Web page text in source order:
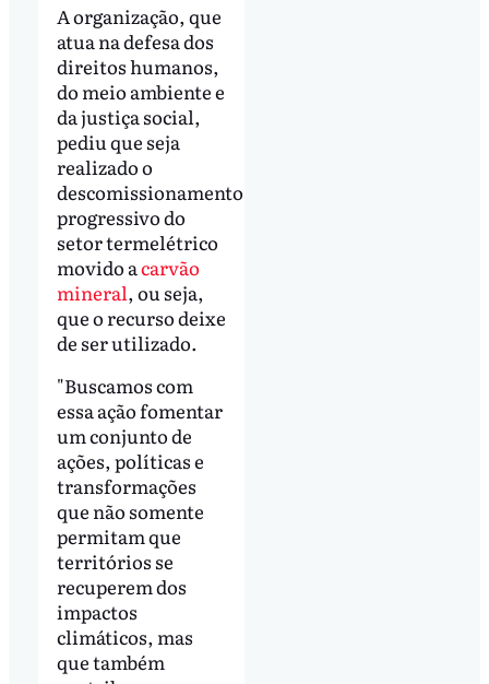
A organização, que
atua na defesa dos
direitos humanos,
do meio ambiente e
da justiça social,
pediu que seja
realizado o
descomissionamento
progressivo do
setor termelétrico
movido acarvão
mineral, ou seja,
que o recurso deixe
de ser utilizado.
"Buscamos com
essa ação fomentar
um conjunto de
ações, políticas e
transformações
que não somente
permitam que
territórios se
recuperem dos
impactos
climáticos, mas
que também